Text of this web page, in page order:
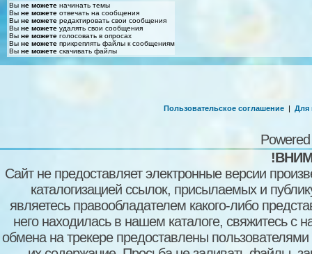
Вы не можете начинать темы
Вы не можете отвечать на сообщения
Вы не можете редактировать свои сообщения
Вы не можете удалять свои сообщения
Вы не можете голосовать в опросах
Вы не можете прикреплять файлы к сообщениям
Вы не можете скачивать файлы
Пользовательское соглашение | Для
Сайт не предоставляет электронные версии
каталогизацией ссылок, присылаемых и
являетесь правообладателем какого-либо
него находилась в нашем каталоге, свяжитесь
обмена на трекере предоставлены пользователями